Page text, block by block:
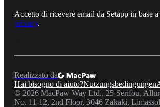
Accetto di ricevere email da Setapp in base a
privacy.
Realizzato da
Hai bisogno di aiuto?Nutzungsbedingungen
© 2026 MacPaw Way Ltd., 25 Serifou,
No. 11-12, 2nd Floor, 3046 Zakaki,